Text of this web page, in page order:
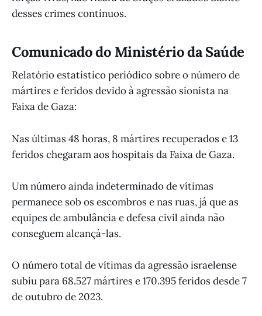
desses crimes contínuos.
Comunicado do Ministério da Saúde
Relatório estatístico periódico sobre o número de
mártires e feridos devido à agressão sionista na
Faixa de Gaza:
Nas últimas 48 horas, 8 mártires recuperados e 13
feridos chegaram aos hospitais da Faixa de Gaza.
Um número ainda indeterminado de vítimas
permanece sob os escombros e nas ruas, já que as
equipes de ambulância e defesa civil ainda não
conseguem alcançá-las.
O número total de vítimas da agressão israelense
subiu para 68.527 mártires e 170.395 feridos desde 7
de outubro de 2023.